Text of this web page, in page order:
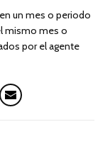
un mes o periodo
mismo mes o
por el agente